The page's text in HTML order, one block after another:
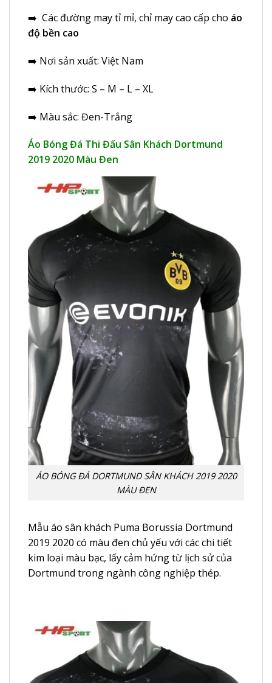
➡️ Các đường may tỉ mỉ, chỉ may cao cấp cho áo
độ bền cao
➡️ Nơi sản xuất: Việt Nam
➡️ Kích thước: S – M – L – XL
➡️ Màu sắc: Đen-Trắng
Áo Bóng Đá Thi Đấu Sân Khách Dortmund
2019 2020 Màu Đen
ÁO BÓNG ĐÁ DORTMUND SÂN KHÁCH 2019 2020
MÀU ĐEN
Mẫu áo sân khách Puma Borussia Dortmund
2019 2020 có màu đen chủ yếu với các chi tiết
kim loại màu bạc, lấy cảm hứng từ lịch sử của
Dortmund trong ngành công nghiệp thép.